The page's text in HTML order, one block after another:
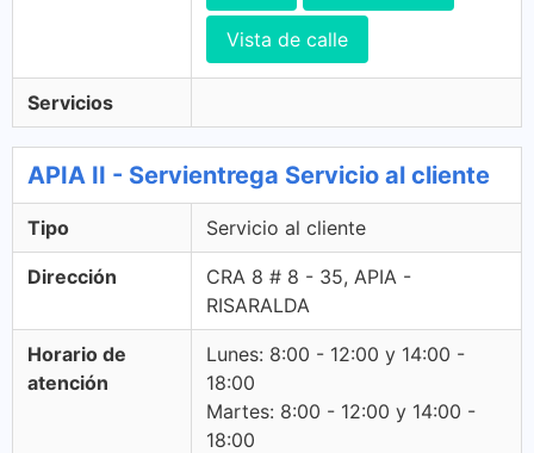
Vista de calle
Servicios
APIA II - Servientrega Servicio al cliente
Tipo Servicio al cliente
Dirección
CRA 8 # 8 - 35, APIA -
RISARALDA
Horario de
atención
Lunes: 8:00 - 12:00 y 14:00 -
18:00
Martes: 8:00 - 12:00 y 14:00 -
18:00